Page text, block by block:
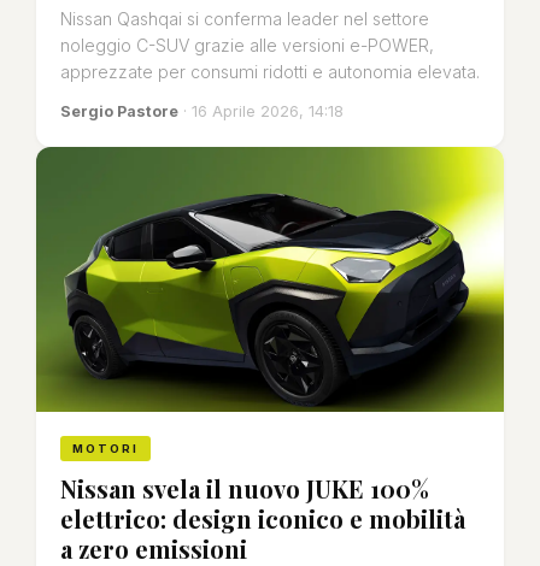
Nissan Qashqai si conferma leader nel settore
noleggio C-SUV grazie alle versioni e-POWER,
apprezzate per consumi ridotti e autonomia elevata.
Sergio Pastore · 16 Aprile 2026, 14:18
MOTORI
Nissan svela il nuovo JUKE 100%
elettrico: design iconico e mobilità
a zero emissioni